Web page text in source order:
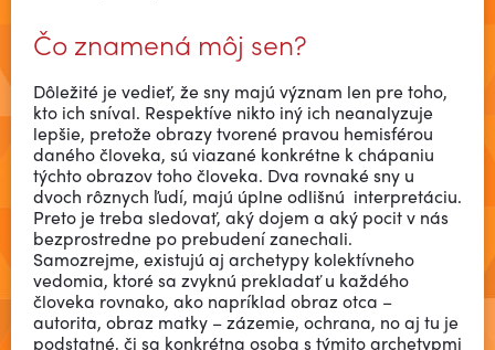
Čo znamená môj sen?
Dôležité je vedieť, že sny majú význam len pre toho,
kto ich sníval. Respektíve nikto iný ich neanalyzuje
lepšie, pretože obrazy tvorené pravou hemisférou
daného človeka, sú viazané konkrétne k chápaniu
týchto obrazov toho človeka. Dva rovnaké sny u
dvoch rôznych ľudí, majú úplne odlišnú interpretáciu.
Preto je treba sledovať, aký dojem a aký pocit v nás
bezprostredne po prebudení zanechali.
Samozrejme, existujú aj archetypy kolektívneho
vedomia, ktoré sa zvyknú prekladať u každého
človeka rovnako, ako napríklad obraz otca –
autorita, obraz matky – zázemie, ochrana, no aj tu je
podstatné, či sa konkrétna osoba s týmito archetypmi